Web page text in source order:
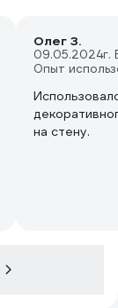
Олег З.
09.05.2024г.
Опыт
на стену.